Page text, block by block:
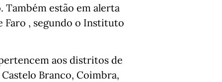
estão em alerta
Faro , segundo o Instituto
aos distritos de
Castelo Branco, Coimbra,